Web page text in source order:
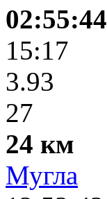
02:55:44
15:17
3.93
27
24 км
Мугла